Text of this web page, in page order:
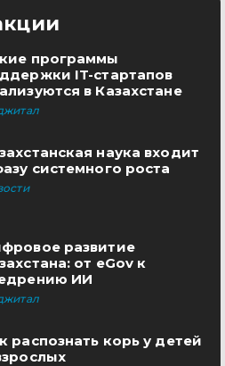
программы
IT-стартапов
в Казахстане
наука входит
системного роста
развитие
от eGov к
ИИ
распознать корь у детей